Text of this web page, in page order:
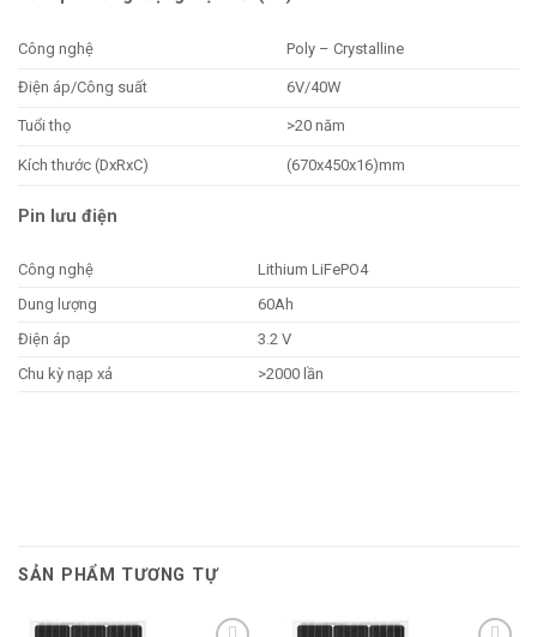
Công nghệ Poly – Crystalline
Điện áp/Công suất 6V/40W
Tuổi thọ >20 năm
Kích thước (DxRxC) (670x450x16)mm
Pin lưu điện
Công nghệ
Lithium LiFePO4
Dung lượng
60Ah
Điện áp
3.2 V
Chu kỳ nạp xả
>2000 lần
SẢN PHẨM TƯƠNG TỰ